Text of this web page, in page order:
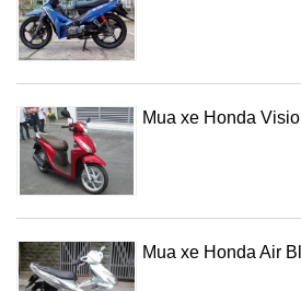
Mua xe Honda
Mua xe Honda Air